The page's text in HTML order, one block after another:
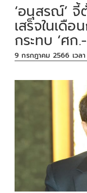
‘อนุสรณ์’ จี้
เสร็จในเดือ
กระทบ ‘ศก
9 กรกฎาคม 2566 เวลา